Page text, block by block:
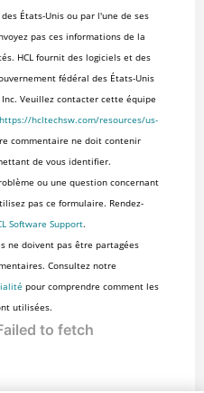
États-Unis ou par l'une de ses
pas ces informations de la
HCL fournit des logiciels et des
fédéral des États-Unis
Veuillez contacter cette équipe
https://hcltechsw.com/resources/us-
commentaire ne doit contenir
de vous identifier.
ou une question concernant
pas ce formulaire. Rendez-
Software Support.
ne doivent pas être partagées
Consultez notre
pour comprendre comment les
utilisées.